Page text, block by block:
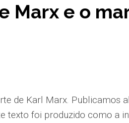
Marx e o
de Karl Marx. Publicamos
texto foi produzido como a